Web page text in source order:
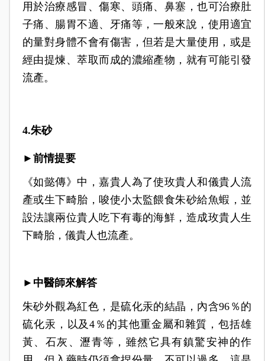
用於治療感冒、傷寒、頭痛、鼻塞，也可治療肚
子痛、腸胃不適、牙痛等，一般來說，使用適宜
的量對身體不會有傷害，但若是大量使用，或是
經由提煉、萃取而成的濃縮產物，就有可能引發
流產。
4.朱砂
►前情提要
《如懿傳》中，嘉貴人為了使玫貴人和儀貴人流
產或生下畸胎，唆使小太監餵食朱砂給魚蝦，並
設法讓兩位貴人吃下有毒的海鮮，造成玫貴人生
下畸胎，儀貴人也流產。
►中醫師來解答
朱砂外觀為紅色，是硫化汞的結晶，內含96％的
硫化汞，以及4％的其他重金屬和雜質，包括雄
黃、石灰、瀝青等，雖然它具有鎮驚安神的作